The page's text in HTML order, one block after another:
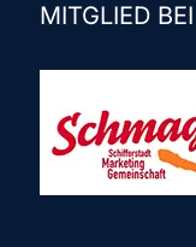
MITGLIED BEI